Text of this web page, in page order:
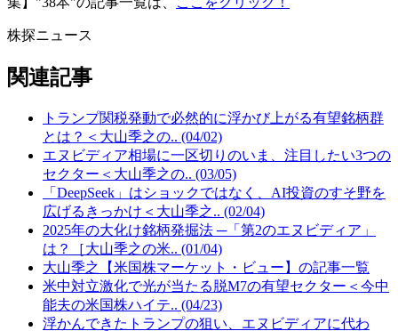
株探ニュース
関連記事
トランプ関税発動で必然的に浮かび上がる有望銘柄群
とは？＜大山季之の.. (04/02)
エヌビディア相場に一区切りのいま、注目したい3つの
セクター＜大山季之の.. (03/05)
「DeepSeek」はショックではなく、AI投資のすそ野を
広げるきっかけ＜大山季之.. (02/04)
2025年の大化け銘柄発掘法 ─「第2のエヌビディア」
は？［大山季之の米.. (01/04)
大山季之【米国株マーケット・ビュー】の記事一覧
米中対立激化で光が当たる脱M7の有望セクター＜今中
能夫の米国株ハイテ.. (04/23)
浮かんできたトランプの狙い、エヌビディアに代わ